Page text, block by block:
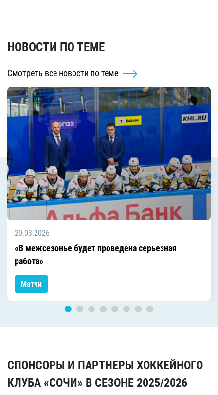
НОВОСТИ ПО ТЕМЕ
Смотреть все новости по теме
20.03.2026
«В межсезонье будет проведена серьезная
работа»
Матчи
СПОНСОРЫ И ПАРТНЕРЫ ХОККЕЙНОГО
КЛУБА «СОЧИ» В СЕЗОНЕ 2025/2026